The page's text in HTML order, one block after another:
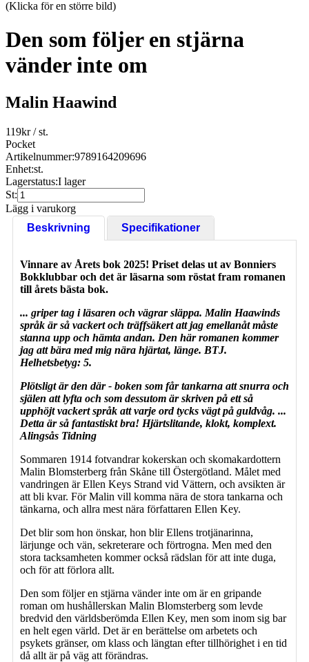
(Klicka för en större bild)
Den som följer en stjärna
vänder inte om
Malin Haawind
119kr/ st.
Pocket
Artikelnummer:9789164209696
Enhet:st.
Lagerstatus:I lager
St:
Lägg i varukorg
Beskrivning
Specifikationer
Vinnare av Årets bok 2025! Priset delas ut av Bonniers
Bokklubbar och det är läsarna som röstat fram romanen
till årets bästa bok.
... griper tag i läsaren och vägrar släppa. Malin Haawinds
språk är så vackert och träffsäkert att jag emellanåt måste
stanna upp och hämta andan. Den här romanen kommer
jag att bära med mig nära hjärtat, länge. BTJ.
Helhetsbetyg: 5.
Plötsligt är den där - boken som får tankarna att snurra och
själen att lyfta och som dessutom är skriven på ett så
upphöjt vackert språk att varje ord tycks vägt på guldvåg. ...
Detta är så fantastiskt bra! Hjärtslitande, klokt, komplext.
Alingsås Tidning
Sommaren 1914 fotvandrar kokerskan och skomakardottern
Malin Blomsterberg från Skåne till Östergötland. Målet med
vandringen är Ellen Keys Strand vid Vättern, och avsikten är
att bli kvar. För Malin vill komma nära de stora tankarna och
tänkarna, och allra mest nära författaren Ellen Key.
Det blir som hon önskar, hon blir Ellens trotjänarinna,
lärjunge och vän, sekreterare och förtrogna. Men med den
stora tacksamheten kommer också rädslan för att inte duga,
och för att förlora allt.
Den som följer en stjärna vänder inte om är en gripande
roman om hushållerskan Malin Blomsterberg som levde
bredvid den världsberömda Ellen Key, men som inom sig bar
en helt egen värld. Det är en berättelse om arbetets och
psykets gränser, om klass och längtan efter tillhörighet i en tid
då allt är på väg att förändras.